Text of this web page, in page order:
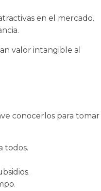
en el mercado.
valor intangible al
conocerlos para tomar
todos.